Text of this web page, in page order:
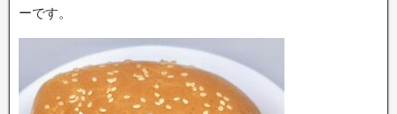
ーです。